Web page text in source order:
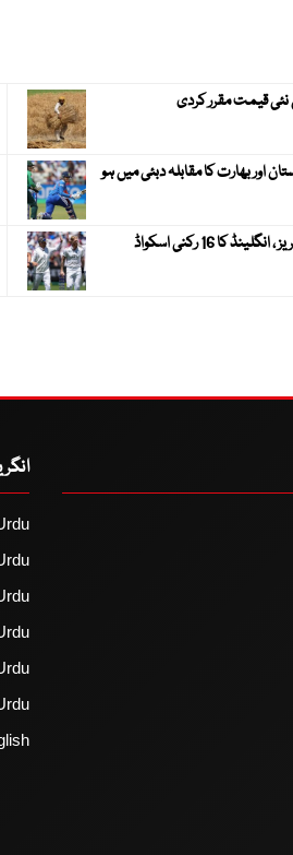
قیمت مقرر کردی
کپ 2026، پاکستان اور بھارت کا مقابلہ دبئی میں ہو
پاکستان کیخلاف ٹیسٹ سیریز ، انگلینڈ کا 16 رکنی اسکواڈ